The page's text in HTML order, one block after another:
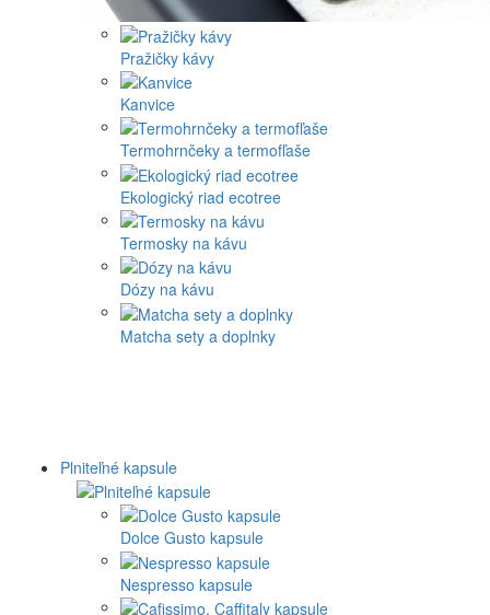
Pražičky kávy
Kanvice
Termohrnčeky a termofľaše
Ekologický riad ecotree
Termosky na kávu
Dózy na kávu
Matcha sety a doplnky
Plniteľné kapsule
Dolce Gusto kapsule
Nespresso kapsule